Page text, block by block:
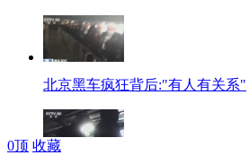
北京黑车疯狂背后:"有人有关系"
0顶 收藏